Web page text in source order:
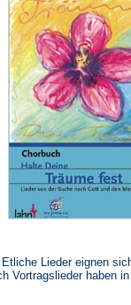
Lieder eignen
Vortragslieder haben